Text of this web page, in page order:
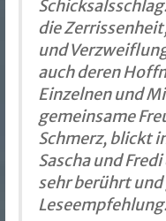
die
und
auch deren
Einzelnen und
gemeinsame
Schmerz, blickt
Sascha und
sehr berührt